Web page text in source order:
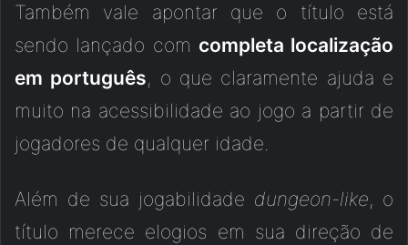
Também vale apontar que o título está
sendo lançado com completa localização
em português, o que claramente ajuda e
muito na acessibilidade ao jogo a partir de
jogadores de qualquer idade.
Além de sua jogabilidade dungeon-like, o
título merece elogios em sua direção de